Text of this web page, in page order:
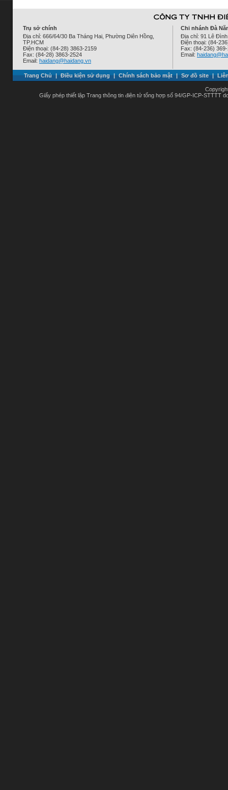
Trụ sở chính
Địa chỉ: 666/64/30 Ba Tháng Hai, Phường Diên Hồng,
TP.HCM
Điện thoại: (84-28) 3863-2159
Fax: (84-28) 3863-2524
Email: haidang@haidang.vn
Chi nhánh Đà
Địa chỉ: 91 Lê
Điện thoại: (84-
Fax: (84-236)
Email:
Trang Chủ | Điều kiện sử dụng | Chính sách bảo mật | Sơ đồ site |
Giấy phép thiết lập Trang thông tin điện tử tổng hợp số 94/GP-ICP-STTTT